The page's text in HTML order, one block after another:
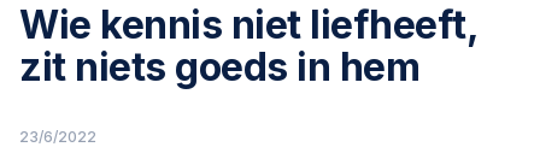
Wie kennis niet liefheeft,
zit niets goeds in hem
23/6/2022